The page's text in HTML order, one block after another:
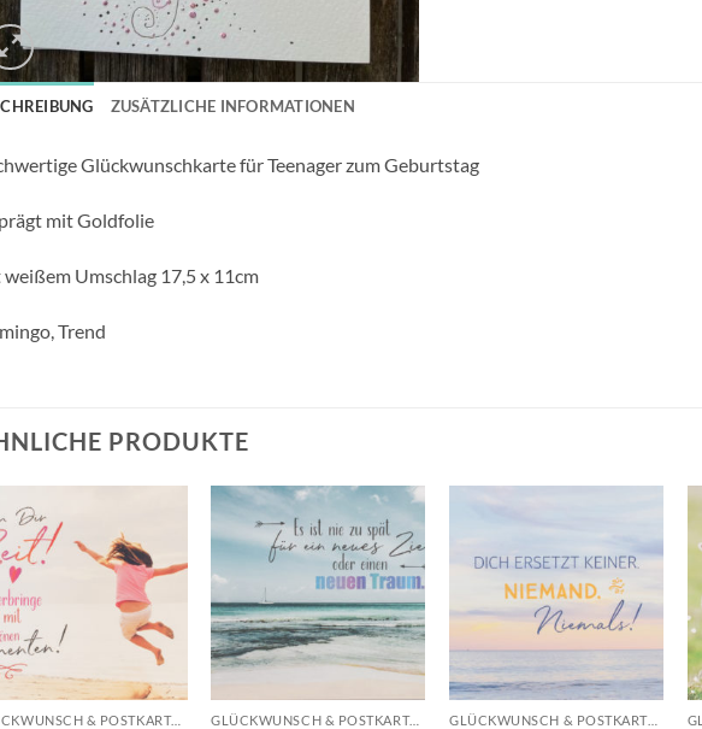
ZUSÄTZLICHE INFORMATIONEN
Glückwunschkarte für Teenager zum Geburtstag
mit Goldfolie
weißem Umschlag 17,5 x 11cm
Trend
PRODUKTE
Auf die
Wunschliste
+
GLÜCKWUNSCH & POSTKARTEN
Auf die
Wunschliste
GLÜCKWUNSCH & POSTKARTEN
Wunschliste
+
GLÜCKWUNSCH & POSTKARTEN